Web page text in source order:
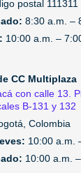
postal 111311
8:30 a.m. –
10:00 a.m. –
CC Multiplaza
con calle 13.
B-131 y 132
Colombia
10:00 a.m.
10:00 a.m.